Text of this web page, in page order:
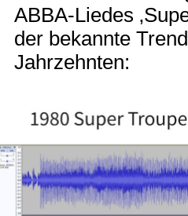
ABBA-Liedes
der bekannte
Jahrzehnten: